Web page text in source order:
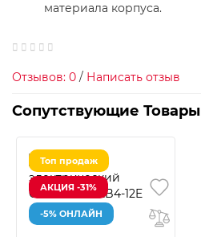
материала корпуса.
Отзывов: 0 / Написать отзыв
Сопутствующие Товары
Топ продаж
АКЦИЯ -31%
-5% ОНЛАЙН